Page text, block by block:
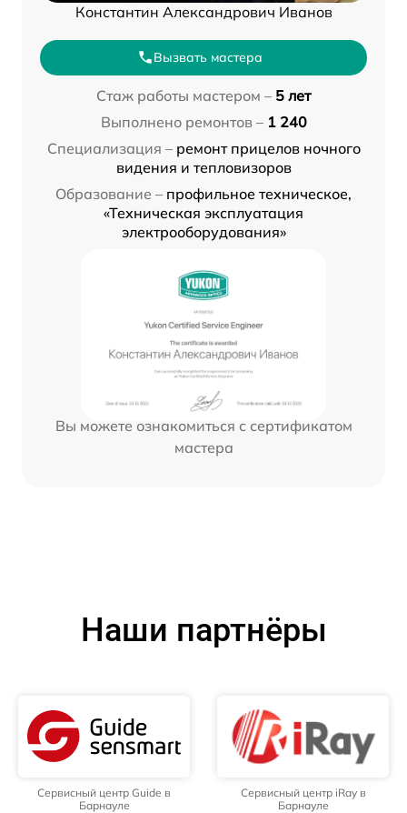
Константин Александрович Иванов
Вызвать мастера
Стаж работы мастером – 5 лет
Выполнено ремонтов – 1 240
Специализация – ремонт прицелов ночного
видения и тепловизоров
Образование – профильное техническое,
«Техническая эксплуатация
электрооборудования»
Вы можете ознакомиться с сертификатом
мастера
Наши партнёры
Сервисный центр Guide в
Барнауле
Сервисный центр iRay в
Барнауле